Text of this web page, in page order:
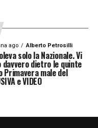
uniforme.
a diventare
i ragazzi liberi
DEL PASSAGGIO
ago Alberto Petrosilli
solo la Nazionale. Vi
davvero dietro le quinte
Primavera male del
e VIDEO